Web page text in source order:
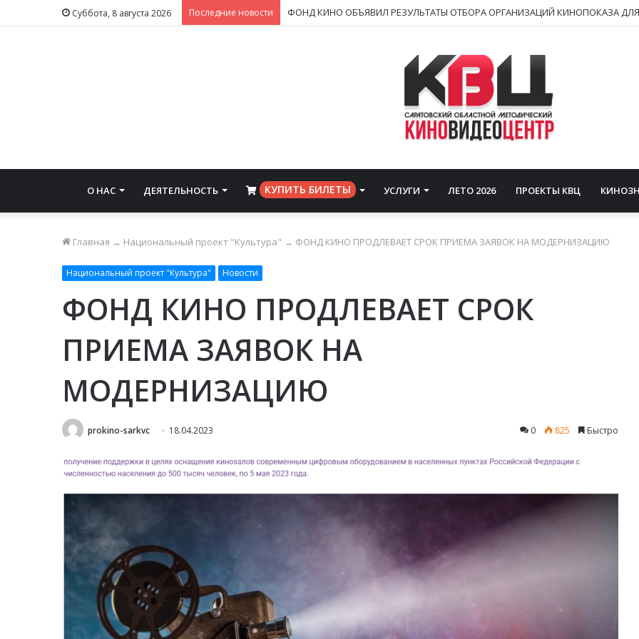
Суббота, 8 августа 2026 Последние новости
О НАС ДЕЯТЕЛЬНОСТЬ ⠀КУПИТЬ БИЛЕТЫ УСЛУГИ ЛЕТО 2026 ПРОЕКТЫ КВЦ
Главная → Национальный проект "Культура" → ФОНД КИНО ПРОДЛЕВАЕТ СРОК ПРИЕМА ЗАЯВОК НА МОДЕРНИЗАЦИЮ
Национальный проект "Культура" Новости
ФОНД КИНО ПРОДЛЕВАЕТ СРОК
ПРИЕМА ЗАЯВОК НА
МОДЕРНИЗАЦИЮ
prokino-sarkvc 18.04.2023 0 825 Быстро